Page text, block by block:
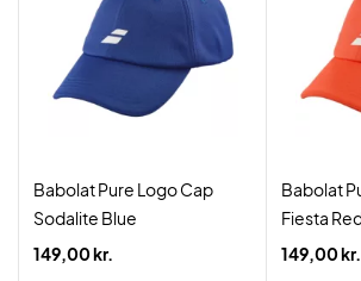
Babolat Pure Logo Cap
Sodalite Blue
149,00 kr.
Babolat
Fiesta
149,00 kr.